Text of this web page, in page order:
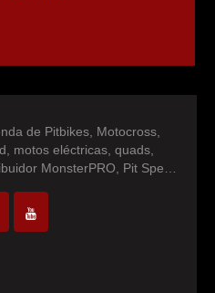
de Pitbikes, Motocross,
motos eléctricas, quads,
MonsterPRO, Pit Speed,
quad, pocketbike...